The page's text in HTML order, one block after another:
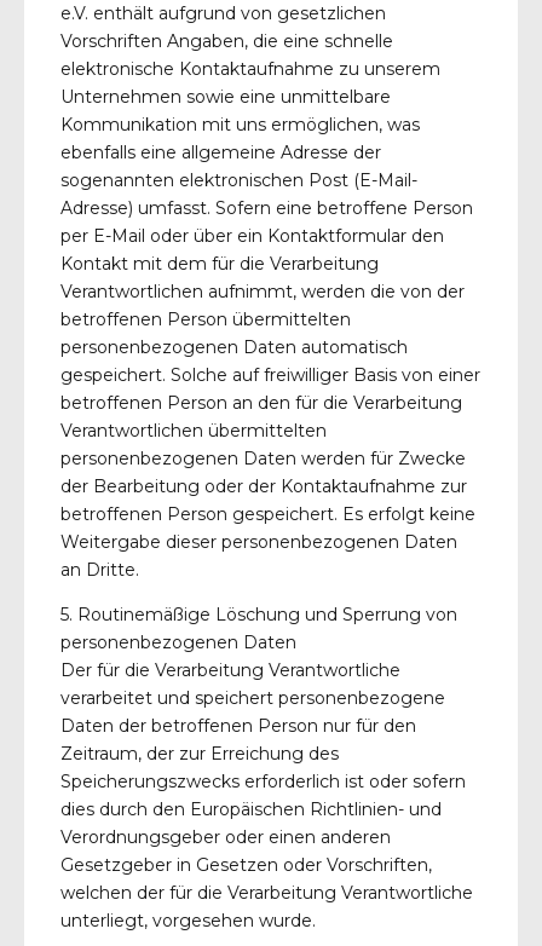
e.V. enthält aufgrund von gesetzlichen
Vorschriften Angaben, die eine schnelle
elektronische Kontaktaufnahme zu unserem
Unternehmen sowie eine unmittelbare
Kommunikation mit uns ermöglichen, was
ebenfalls eine allgemeine Adresse der
sogenannten elektronischen Post (E-Mail-
Adresse) umfasst. Sofern eine betroffene Person
per E-Mail oder über ein Kontaktformular den
Kontakt mit dem für die Verarbeitung
Verantwortlichen aufnimmt, werden die von der
betroffenen Person übermittelten
personenbezogenen Daten automatisch
gespeichert. Solche auf freiwilliger Basis von einer
betroffenen Person an den für die Verarbeitung
Verantwortlichen übermittelten
personenbezogenen Daten werden für Zwecke
der Bearbeitung oder der Kontaktaufnahme zur
betroffenen Person gespeichert. Es erfolgt keine
Weitergabe dieser personenbezogenen Daten
an Dritte.
5. Routinemäßige Löschung und Sperrung von
personenbezogenen Daten
Der für die Verarbeitung Verantwortliche
verarbeitet und speichert personenbezogene
Daten der betroffenen Person nur für den
Zeitraum, der zur Erreichung des
Speicherungszwecks erforderlich ist oder sofern
dies durch den Europäischen Richtlinien- und
Verordnungsgeber oder einen anderen
Gesetzgeber in Gesetzen oder Vorschriften,
welchen der für die Verarbeitung Verantwortliche
unterliegt, vorgesehen wurde.